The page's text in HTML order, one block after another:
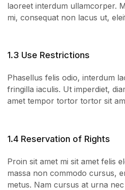
laoreet interdum ullamcorper.
mi, consequat non lacus ut,
1.3 Use Restrictions
Phasellus felis odio, interdum
fringilla iaculis. Ut imperdiet,
amet tempor tortor tortor sit
1.4 Reservation of Rights
Proin sit amet mi sit amet felis
massa non commodo cursus,
metus. Nam cursus at urna